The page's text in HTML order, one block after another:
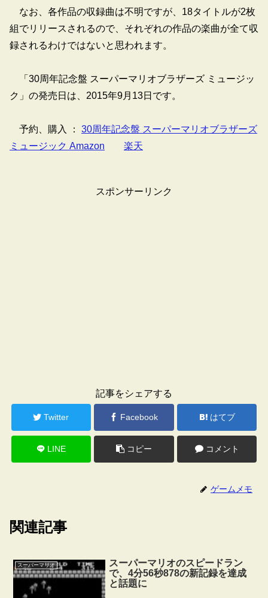
なお、各作品の収録曲は不明ですが、18タイトルが2枚
組でリリースされるので、それぞれの作品の楽曲が全て収
録されるわけではないと思われます。
「30周年記念盤 スーパーマリオブラザーズ ミュージッ
ク」の発売日は、2015年9月13日です。
予約、購入 ： 30周年記念盤 スーパーマリオブラザーズ
ミュージック Amazon
楽天
スポンサーリンク
記事をシェアする
Twitter Facebook はてブ
LINE コピー コメント
ゲームメモ
関連記事
スーパーマリオ
スーパーマリオのスピードラン
で、4分56秒878の新記録を達成
と話題に